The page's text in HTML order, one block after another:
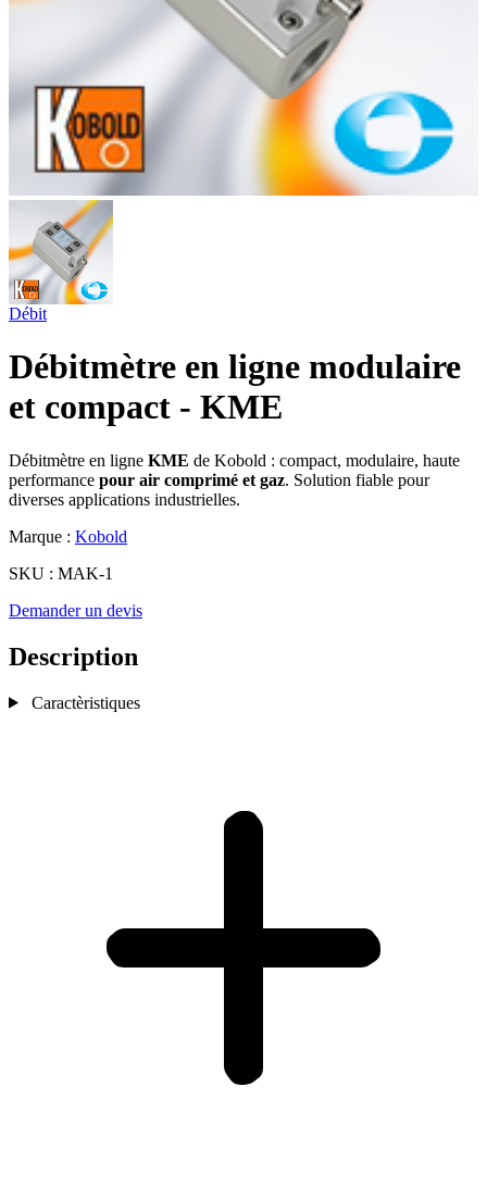
Débit
Débitmètre en ligne modulaire
et compact - KME
Débitmètre en ligne KME de Kobold : compact, modulaire, haute
performance pour air comprimé et gaz. Solution fiable pour
diverses applications industrielles.
Marque : Kobold
SKU : MAK-1
Demander un devis
Description
Caractèristiques